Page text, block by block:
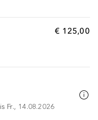
€ 125,00
Fr., 14.08.2026